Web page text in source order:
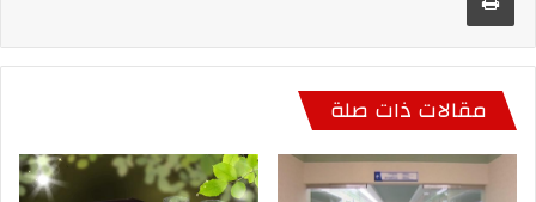
مقالات ذات صلة